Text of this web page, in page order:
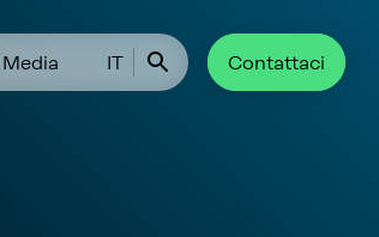
Media IT Contattaci